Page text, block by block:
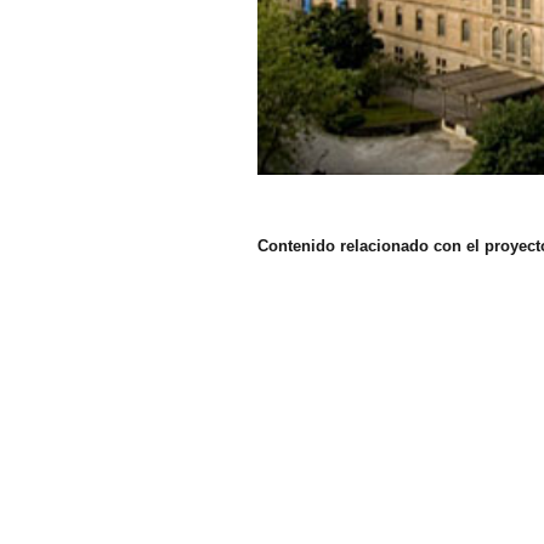
Contenido relacionado con el